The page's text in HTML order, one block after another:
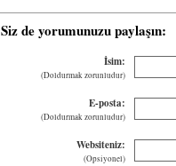
Siz de yorumunuzu paylaşın:
İsim:
(Doldurmak zorunludur)
E-posta:
(Doldurmak zorunludur)
Websiteniz:
(Opsiyonel)